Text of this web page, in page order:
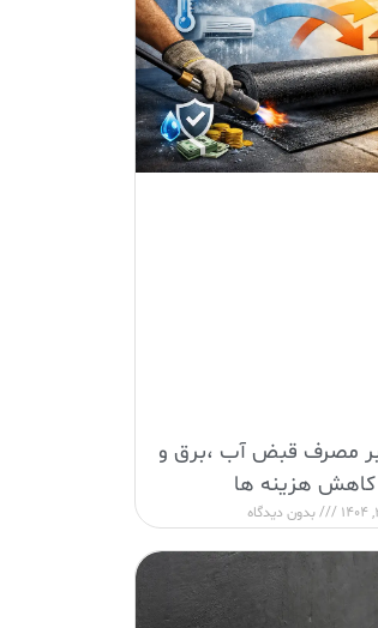
بر مصرف قبض آب ،برق و
کاهش هزینه ها
بدون دیدگاه